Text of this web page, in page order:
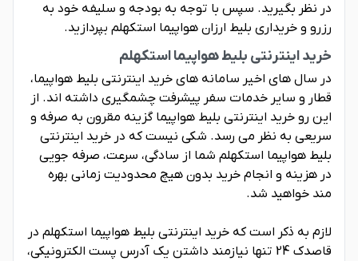
در نظر بگیرید. سپس با توجه به بودجه و سلیفه خود به
رزرو و خریداری بلیط ارزان هواپیما استکهلم بپردازید.
خرید اینترنتی بلیط هواپیما استکهلم
در سال های اخیر سامانه های خرید اینترنتی بلیط هواپیما،
قطار و سایر خدمات سفر پیشرفت چشمگیری داشته اند. از
این رو خرید اینترنتی بلیط هواپیما گزینه مقرون به صرفه و
سریعی به نظر می رسد. شکی نیست که در خرید اینترنتی
بلیط هواپیما استکهلم شما از سادگی، سرعت، صرفه جویی
در هزینه و انجام خرید بدون هیچ محدودیت زمانی بهره
مند خواهید شد.
لازم به ذکر است که خرید اینترنتی بلیط هواپیما استکهلم در
قاصدک 24 تنها نیازمند داشتن یک آدرس پست الکترونیکی،